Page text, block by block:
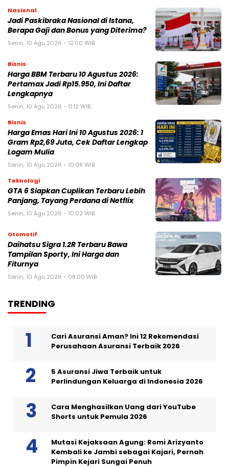
Nasional
Jadi Paskibraka Nasional di Istana,
Berapa Gaji dan Bonus yang Diterima?
Senin, 10 Agu 2026 - 12:00 WIB
Bisnis
Harga BBM Terbaru 10 Agustus 2026:
Pertamax Jadi Rp15.950, Ini Daftar
Lengkapnya
Senin, 10 Agu 2026 - 11:12 WIB
Bisnis
Harga Emas Hari Ini 10 Agustus 2026: 1
Gram Rp2,69 Juta, Cek Daftar Lengkap
Logam Mulia
Senin, 10 Agu 2026 - 10:08 WIB
Teknologi
GTA 6 Siapkan Cuplikan Terbaru Lebih
Panjang, Tayang Perdana di Netflix
Senin, 10 Agu 2026 - 10:02 WIB
Otomotif
Daihatsu Sigra 1.2R Terbaru Bawa
Tampilan Sporty, Ini Harga dan
Fiturnya
Senin, 10 Agu 2026 - 08:00 WIB
TRENDING
Cari Asuransi Aman? Ini 12 Rekomendasi
Perusahaan Asuransi Terbaik 2026
5 Asuransi Jiwa Terbaik untuk
Perlindungan Keluarga di Indonesia 2026
Cara Menghasilkan Uang dari YouTube
Shorts untuk Pemula 2026
Mutasi Kejaksaan Agung: Romi Arizyanto
Kembali ke Jambi sebagai Kajari, Pernah
Pimpin Kejari Sungai Penuh